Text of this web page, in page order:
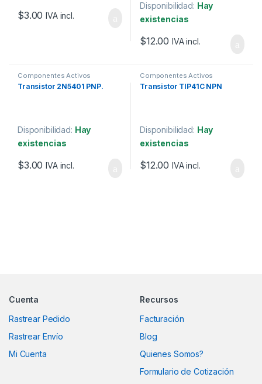
$3.00 IVA incl.
Disponibilidad: Hay
existencias
$12.00 IVA incl.
Componentes Activos
Transistor 2N5401 PNP.
Disponibilidad: Hay
existencias
$3.00 IVA incl.
Componentes Activos
Transistor TIP41C NPN
Disponibilidad: Hay
existencias
$12.00 IVA incl.
Cuenta
Rastrear Pedido
Rastrear Envío
Mi Cuenta
Recursos
Facturación
Blog
Quienes Somos?
Formulario de Cotización